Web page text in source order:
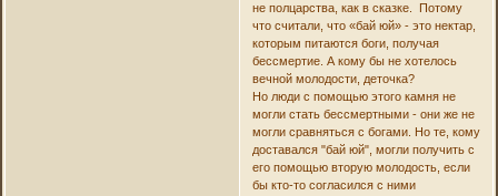
не полцарства, как в сказке. Потому
что считали, что «бай юй» - это нектар,
которым питаются боги, получая
бессмертие. А кому бы не хотелось
вечной молодости, деточка?
Но люди с помощью этого камня не
могли стать бессмертными - они же не
могли сравняться с богами. Но те, кому
доставался "бай юй", могли получить с
его помощью вторую молодость, если
бы кто-то согласился с ними